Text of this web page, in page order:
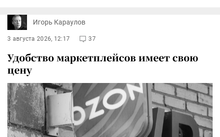
Игорь Караулов
3 августа 2026, 12:17 37
Удобство маркетплейсов имеет свою
цену